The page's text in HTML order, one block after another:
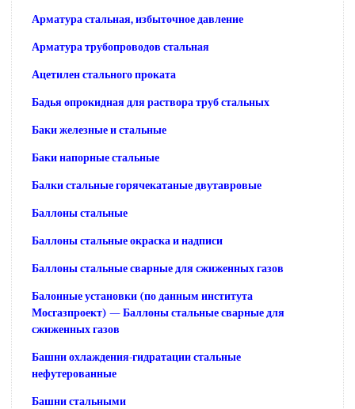
Арматура стальная, избыточное давление
Арматура трубопроводов стальная
Ацетилен стального проката
Бадья опрокидная для раствора труб стальных
Баки железные и стальные
Баки напорные стальные
Балки стальные горячекатаные двутавровые
Баллоны стальные
Баллоны стальные окраска и надписи
Баллоны стальные сварные для сжиженных газов
Балонные установки (по данным института
Мосгазпроект) — Баллоны стальные сварные для
сжиженных газов
Башни охлаждения-гидратации стальные
нефутерованные
Башни стальными